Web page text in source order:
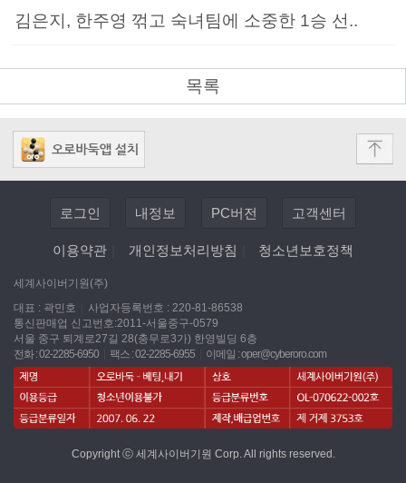
김은지, 한주영 꺾고 숙녀팀에 소중한 1승 선..
목록
로그인 내정보 PC버전 고객센터
이용약관 개인정보처리방침 청소년보호정책
세계사이버기원(주)
대표 : 곽민호
사업자등록번호 : 220-81-86538
통신판매업 신고번호:2011-서울중구-0579
서울 중구 퇴계로27길 28(충무로3가) 한영빌딩 6층
전화 : 02-2285-6950
팩스 : 02-2285-6955 이메일 :oper@cyberoro.com
Copyright ⓒ 세계사이버기원 Corp. All rights reserved.